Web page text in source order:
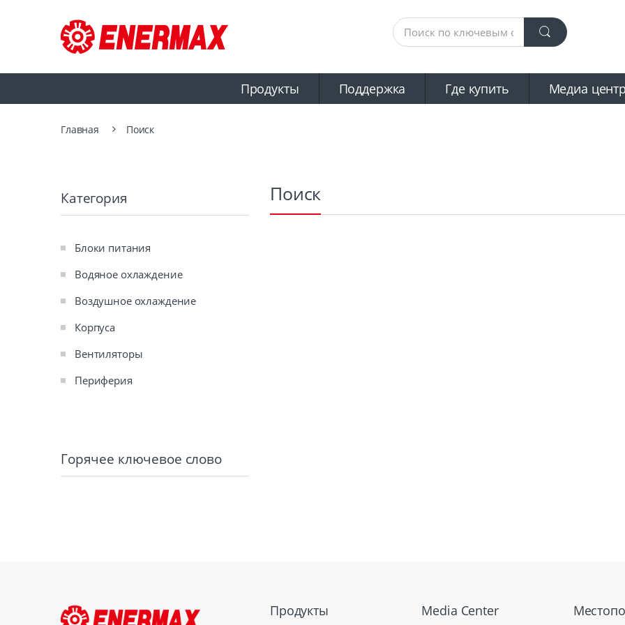
Продукты Поддержка Где купить Mедиа центр
Главная Поиск
Категория
Блоки питания
Водяное охлаждение
Воздушное охлаждение
Корпуса
Вентиляторы
Периферия
Горячее ключевое слово
Поиск
Продукты Media Center